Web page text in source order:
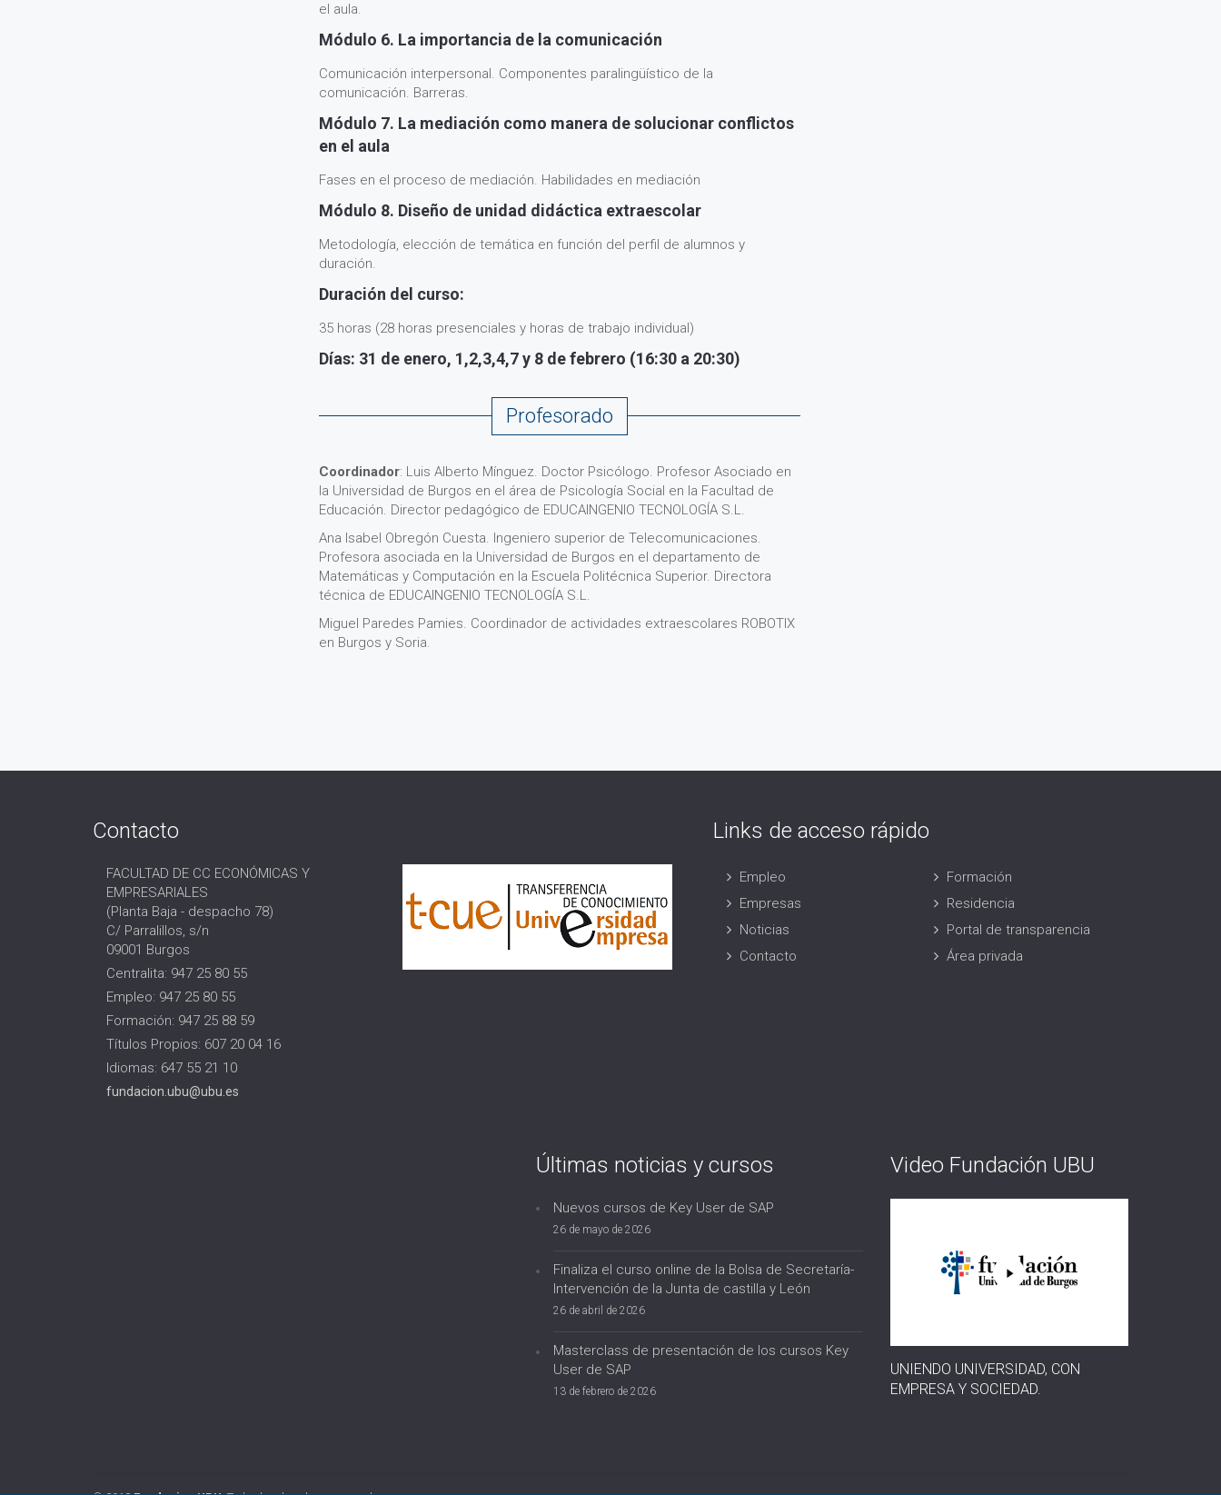
el aula.
Módulo 6. La importancia de la comunicación
Comunicación interpersonal. Componentes paralingüístico de la
comunicación. Barreras.
Módulo 7. La mediación como manera de solucionar conflictos
en el aula
Fases en el proceso de mediación. Habilidades en mediación
Módulo 8. Diseño de unidad didáctica extraescolar
Metodología, elección de temática en función del perfil de alumnos y
duración.
Duración del curso:
35 horas (28 horas presenciales y horas de trabajo individual)
Días: 31 de enero, 1,2,3,4,7 y 8 de febrero (16:30 a 20:30)
Profesorado
Coordinador: Luis Alberto Mínguez. Doctor Psicólogo. Profesor Asociado en
la Universidad de Burgos en el área de Psicología Social en la Facultad de
Educación. Director pedagógico de EDUCAINGENIO TECNOLOGÍA S.L.
Ana Isabel Obregón Cuesta. Ingeniero superior de Telecomunicaciones.
Profesora asociada en la Universidad de Burgos en el departamento de
Matemáticas y Computación en la Escuela Politécnica Superior. Directora
técnica de EDUCAINGENIO TECNOLOGÍA S.L.
Miguel Paredes Pamies. Coordinador de actividades extraescolares ROBOTIX
en Burgos y Soria.
Contacto
FACULTAD DE CC ECONÓMICAS Y
EMPRESARIALES
(Planta Baja - despacho 78)
C/ Parralillos, s/n
09001 Burgos
Centralita: 947 25 80 55
Empleo: 947 25 80 55
Formación: 947 25 88 59
Títulos Propios: 607 20 04 16
Idiomas: 647 55 21 10
fundacion.ubu@ubu.es
Links de acceso rápido
Empleo
Empresas
Noticias
Contacto
Formación
Residencia
Portal de transparencia
Área privada
Últimas noticias y cursos
Nuevos cursos de Key User de SAP
26 de mayo de 2026
Finaliza el curso online de la Bolsa de Secretaría-
Intervención de la Junta de castilla y León
26 de abril de 2026
Masterclass de presentación de los cursos Key
User de SAP
13 de febrero de 2026
Video Fundación UBU
UNIENDO UNIVERSIDAD, CON
EMPRESA Y SOCIEDAD.